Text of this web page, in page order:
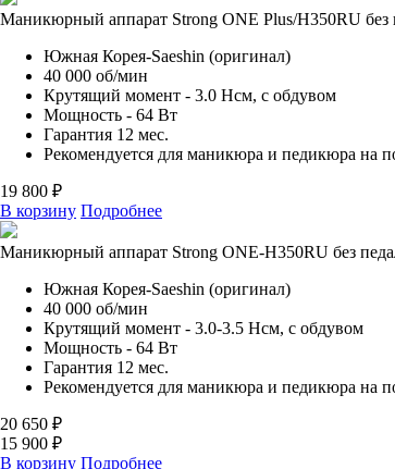
Маникюрный аппарат Strong ONE Plus/H350RU без
Южная Корея-Saeshin (оригинал)
40 000 об/мин
Крутящий момент - 3.0 Нсм, с обдувом
Мощность - 64 Вт
Гарантия 12 мес.
Рекомендуется для маникюра и педикюра на
19 800 ₽
В корзину Подробнее
Маникюрный аппарат Strong ONE-H350RU без
Южная Корея-Saeshin (оригинал)
40 000 об/мин
Крутящий момент - 3.0-3.5 Нсм, с обдувом
Мощность - 64 Вт
Гарантия 12 мес.
Рекомендуется для маникюра и педикюра на
20 650 ₽
15 900 ₽
В корзину Подробнее